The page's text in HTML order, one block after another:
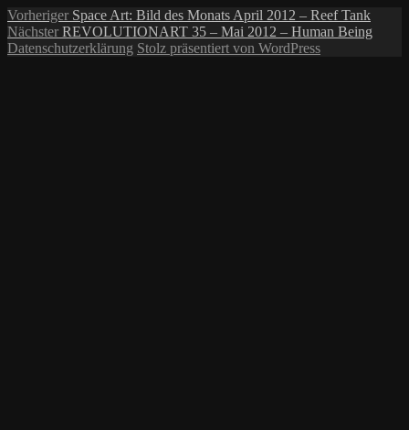
Beitragsnavigation
Vorheriger Vorheriger
Beitrag:
Space Art: Bild des Monats April 2012 – Reef Tank
Nächster Nächster
Beitrag:
REVOLUTIONART 35 – Mai 2012 – Human Being
Datenschutzerklärung Stolz präsentiert von WordPress